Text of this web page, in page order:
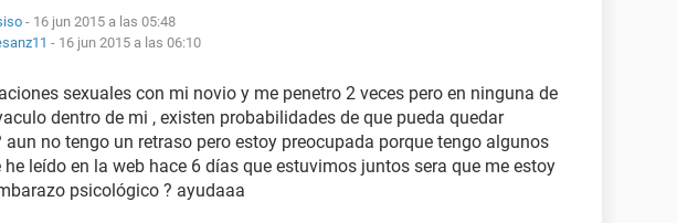
- 16 jun 2015 a las 05:48
- 16 jun 2015 a las 06:10
sexuales con mi novio y me penetro 2 veces pero en ninguna de
dentro de mi , existen probabilidades de que pueda quedar
aun no tengo un retraso pero estoy preocupada porque tengo algunos
leído en la web hace 6 días que estuvimos juntos sera que me estoy
psicológico ? ayudaaa